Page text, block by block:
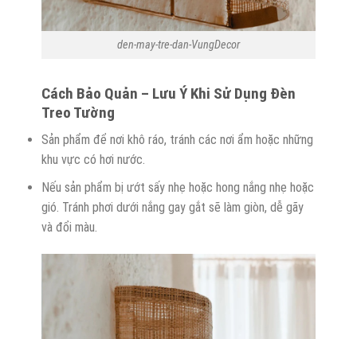
den-may-tre-dan-VungDecor
Cách Bảo Quản – Lưu Ý Khi Sử Dụng Đèn
Treo Tường
Sản phẩm để nơi khô ráo, tránh các nơi ẩm hoặc những
khu vực có hơi nước.
Nếu sản phẩm bị ướt sấy nhẹ hoặc hong nắng nhẹ hoặc
gió. Tránh phơi dưới nắng gay gắt sẽ làm giòn, dễ gãy
và đổi màu.